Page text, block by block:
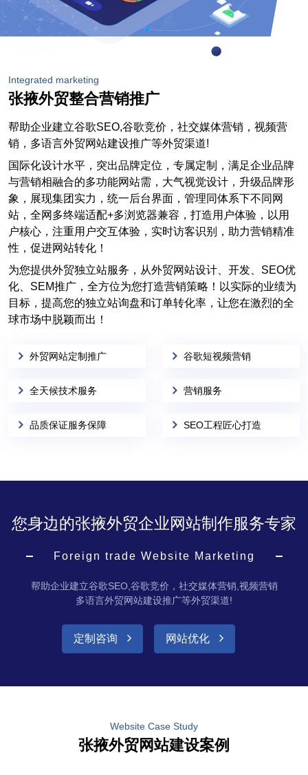
Integrated marketing
张掖外贸整合营销推广
帮助企业建立谷歌SEO,谷歌竞价，社交媒体营销，视频营
销，多语言外贸网站建设推广等外贸渠道!
国际化设计水平，突出品牌定位，专属定制，满足企业品牌
与营销相融合的多功能网站需，大气视觉设计，升级品牌形
象，展现集团实力，统一后台界面，管理同体系下不同网
站，全网多终端适配+多浏览器兼容，打造用户体验，以用
户核心，注重用户交互体验，实时访客识别，助力营销精准
性，促进网站转化！
为您提供外贸独立站服务，从外贸网站设计、开发、SEO优
化、SEM推广，全方位为您打造营销策略！以实际的业绩为
目标，提高您的独立站询盘和订单转化率，让您在激烈的全
球市场中脱颖而出！
外贸网站定制推广 谷歌短视频营销
全天候技术服务 营销服务
品质保证服务保障 SEO工程匠心打造
您身边的张掖外贸企业网站制作服务专家
Foreign trade Website Marketing
帮助企业建立谷歌SEO,谷歌竞价，社交媒体营销,视频营销
多语言外贸网站建设推广等外贸渠道!
定制咨询 网站优化
Website Case Study
张掖外贸网站建设案例